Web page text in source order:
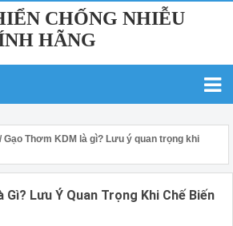
CHỐNG NHIỄU
HÃNG
/ Gạo Thơm KDM là gì? Lưu ý quan trọng khi
Gì? Lưu Ý Quan Trọng Khi Chế Biến